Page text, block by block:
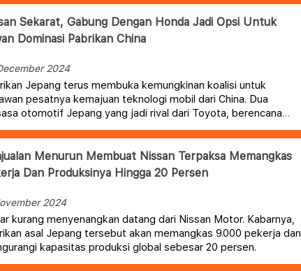
Sekarat, Gabung Dengan Honda Jadi Opsi Untuk
Dominasi Pabrikan China
2024
Jepang terus membuka kemungkinan koalisi untuk
pesatnya kemajuan teknologi mobil dari China. Dua
otomotif Jepang yang jadi rival dari Toyota, berencana
beban perusahaan dengan cara bergabung.
Menurun Membuat Nissan Terpaksa Memangkas
Dan Produksinya Hingga 20 Persen
2024
kurang menyenangkan datang dari Nissan Motor. Kabarnya,
asal Jepang tersebut akan memangkas 9.000 pekerja dan
kapasitas produksi global sebesar 20 persen.